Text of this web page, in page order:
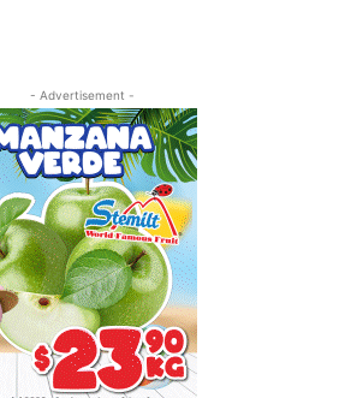
- Advertisement -